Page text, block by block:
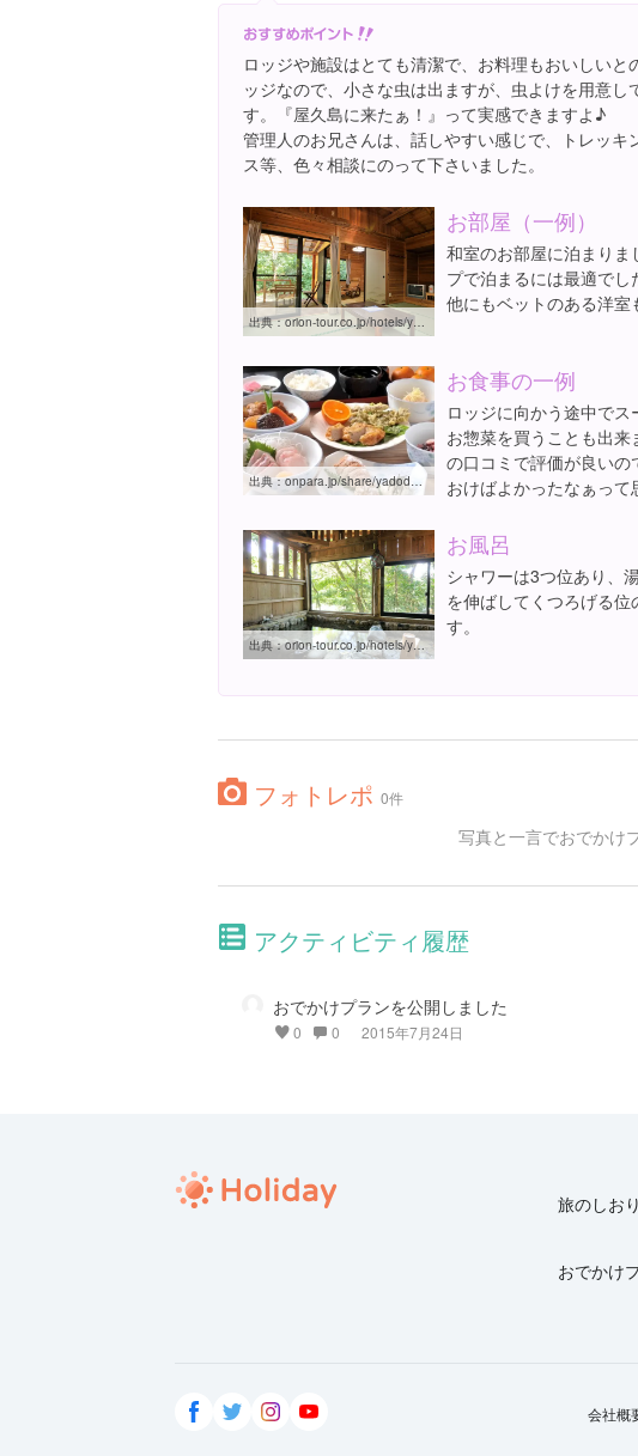
ロッジや施設はとても清潔で、お料理もおいしいと
ッジなので、小さな虫は出ますが、虫よけを用意し
す。『屋久島に来たぁ！』って実感できますよ♪
管理人のお兄さんは、話しやすい感じで、トレッキ
ス等、色々相談にのって下さいました。
出典：orion-tour.co.jp/hotels/yakushima-yaedakesanso
お部屋（一例）
和室のお部屋に泊まりま
プで泊まるには最適でし
他にもベットのある洋室
出典：onpara.jp/share/yadodetail/qg007_0753.html
お食事の一例
ロッジに向かう途中でス
お惣菜を買うことも出来
の口コミで評価が良いの
おけばよかったなぁって
出典：orion-tour.co.jp/hotels/yakushima-yaedakesanso
お風呂
シャワーは3つ位あり、
を伸ばしてくつろげる位
す。
フォトレポ 0件
写真と一言でおでかけ
アクティビティ履歴
おでかけプランを公開しました
0 0 2015年7月24日
旅のしおり
おでかけ
会社概